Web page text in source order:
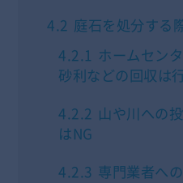
4.2 庭石を処分する
4.2.1 ホームセン
砂利などの回収は
4.2.2 山や川への
はNG
4.2.3 専門業者へ